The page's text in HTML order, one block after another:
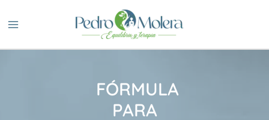
FÓRMULA
PARA